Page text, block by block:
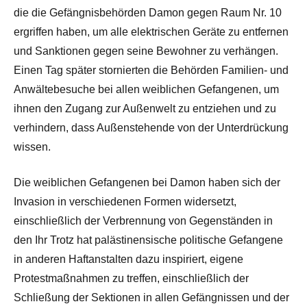
die die Gefängnisbehörden Damon gegen Raum Nr. 10
ergriffen haben, um alle elektrischen Geräte zu entfernen
und Sanktionen gegen seine Bewohner zu verhängen.
Einen Tag später stornierten die Behörden Familien- und
Anwältebesuche bei allen weiblichen Gefangenen, um
ihnen den Zugang zur Außenwelt zu entziehen und zu
verhindern, dass Außenstehende von der Unterdrückung
wissen.
Die weiblichen Gefangenen bei Damon haben sich der
Invasion in verschiedenen Formen widersetzt,
einschließlich der Verbrennung von Gegenständen in
den Ihr Trotz hat palästinensische politische Gefangene
in anderen Haftanstalten dazu inspiriert, eigene
Protestmaßnahmen zu treffen, einschließlich der
Schließung der Sektionen in allen Gefängnissen und der